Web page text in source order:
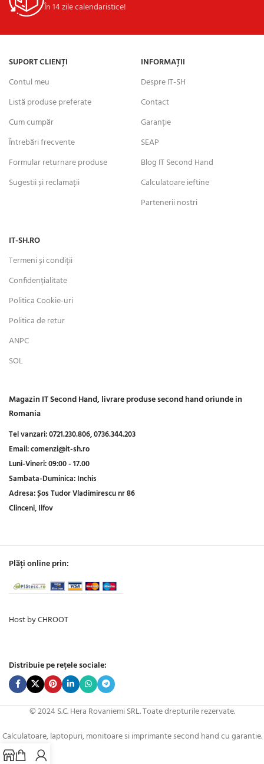
În 14 zile calendaristice!
SUPORT CLIENȚI
Contul meu
Listă produse preferate
Cum cumpăr
Întrebări frecvente
Formular returnare produse
Sugestii și reclamații
INFORMAȚII
Despre IT-SH
Contact
Garanție
SEAP
Blog IT Second Hand
Calculatoare ieftine
Partenerii nostri
IT-SH.RO
Termeni și condiții
Confidențialitate
Politica Cookie-uri
Politica de retur
ANPC
SOL
Magazin IT Second Hand, livrare produse second hand oriunde in
Romania
Tel vanzari:0721.230.806,0736.344.203
Email:comenzi@it-sh.ro
Luni-Vineri:09:00 - 17.00
Sambata-Duminica:Inchis
Adresa:Șos Tudor Vladimirescu nr 86
Clinceni, Ilfov
Plăți online prin:
Host by CHROOT
Distribuie pe rețele sociale:
© 2024 S.C. Hera Rovaniemi SRL. Toate drepturile rezervate.
Calculatoare, laptopuri, monitoare si imprimante second hand cu garantie.